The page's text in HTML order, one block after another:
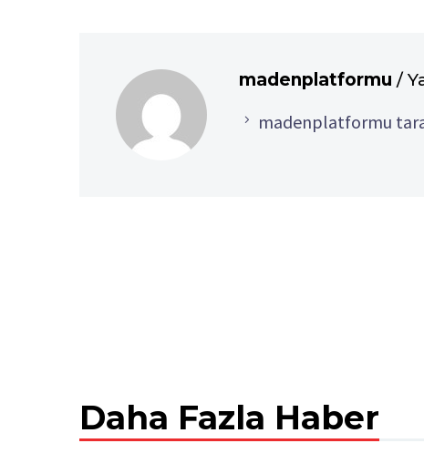
madenplatformu /
madenplatformu
Daha Fazla Haber